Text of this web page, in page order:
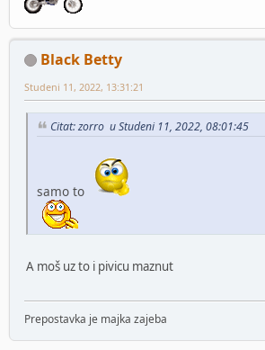
Black Betty
Studeni 11, 2022, 13:31:21
Citat: zorro u Studeni 11, 2022, 08:01:45
samo to
A moš uz to i pivicu maznut
Prepostavka je majka zajeba